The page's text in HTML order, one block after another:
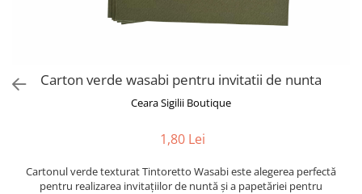
Carton verde wasabi pentru invitatii de nunta
Ceara Sigilii Boutique
1,80 Lei
Cartonul verde texturat Tintoretto Wasabi este alegerea perfectă
pentru realizarea invitațiilor de nuntă și a papetăriei pentru